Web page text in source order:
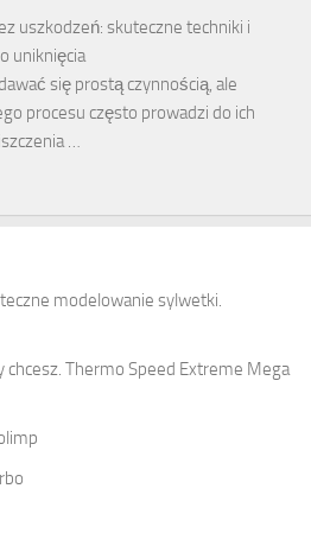
uszkodzeń: skuteczne techniki i
uniknięcia
się prostą czynnością, ale
procesu często prowadzi do ich
…
modelowanie sylwetki.
chcesz. Thermo Speed Extreme Mega